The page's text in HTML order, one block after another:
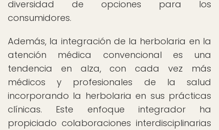
diversidad de opciones para los
consumidores.
Además, la integración de la herbolaria en la
atención médica convencional es una
tendencia en alza, con cada vez más
médicos y profesionales de la salud
incorporando la herbolaria en sus prácticas
clínicas. Este enfoque integrador ha
propiciado colaboraciones interdisciplinarias